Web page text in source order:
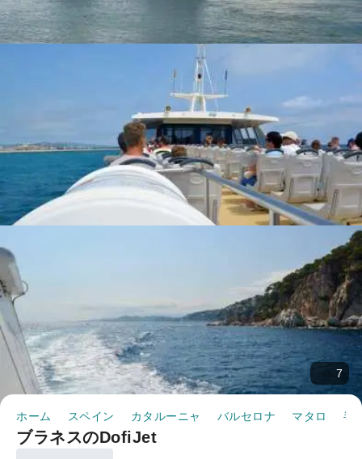
7
ホーム スペイン カタルーニャ バルセロナ マタロ 半
ブラネスのDofiJet